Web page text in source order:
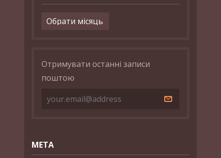
Архіви
Отримувати останні записи
поштою
МЕТА